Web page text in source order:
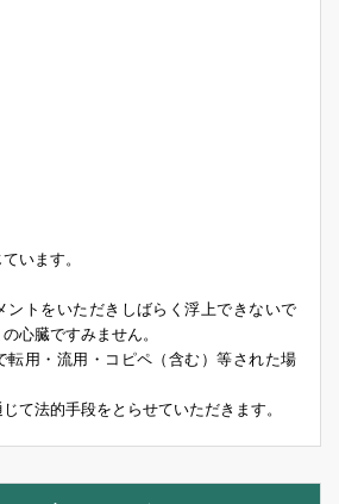
います。
ントをいただきしばらく浮上できないで
心臓ですみません。
用・流用・コピペ（含む）等された場
て法的手段をとらせていただきます。